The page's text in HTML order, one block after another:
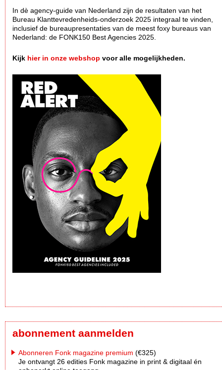
In dè agency-guide van Nederland zijn de resultaten van het
Bureau Klanttevredenheids-onderzoek 2025 integraal te vinden,
inclusief de bureaupresentaties van de meest foxy bureaus van
Nederland: de FONK150 Best Agencies 2025.
Kijk hier in onze webshop voor alle mogelijkheden.
abonnement aanmelden
Abonneren Fonk magazine premium (€325)
Je ontvangt 26 edities Fonk magazine in print & digitaal én